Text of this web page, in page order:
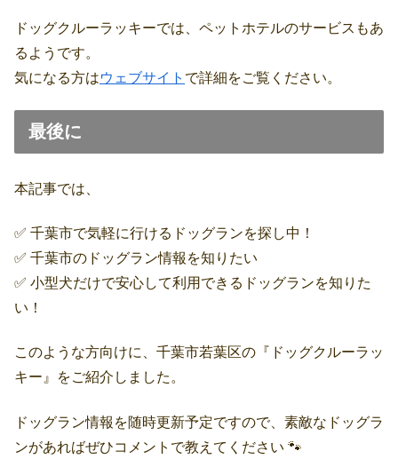
ドッグクルーラッキーでは、ペットホテルのサービスもあ
るようです。
気になる方はウェブサイト で詳細をご覧ください。
最後に
本記事では、
✅ 千葉市で気軽に行けるドッグランを探し中！
✅ 千葉市のドッグラン情報を知りたい
✅ 小型犬だけで安心して利用できるドッグランを知りた
い！
このような方向けに、千葉市若葉区の『ドッグクルーラッ
キー』をご紹介しました。
ドッグラン情報を随時更新予定ですので、素敵なドッグラ
ンがあればぜひコメントで教えてください 🐾